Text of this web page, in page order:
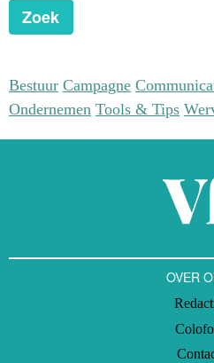
Zoek
Bestuur Campagne
Ondernemen Tools & Tips
OVER